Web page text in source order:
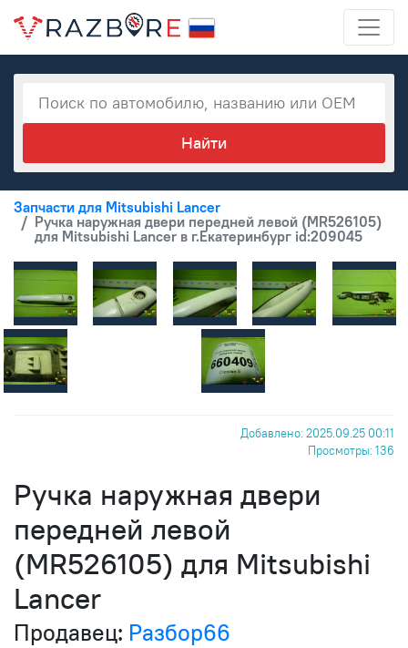
Запчасти для Mitsubishi Lancer
Ручка наружная двери передней левой (MR526105)
для Mitsubishi Lancer в г.Екатеринбург id:209045
Добавлено: 2025.09.25 00:11
Просмотры: 136
Ручка наружная двери
передней левой
(MR526105) для Mitsubishi
Lancer
Продавец: Разбор66